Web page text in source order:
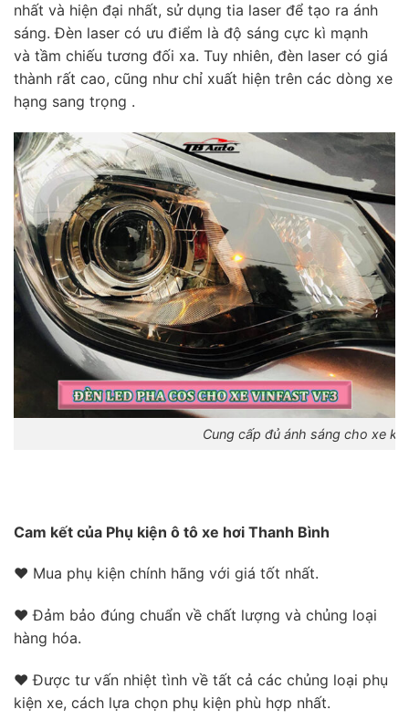
nhất và hiện đại nhất, sử dụng tia laser để tạo ra ánh
sáng. Đèn laser có ưu điểm là độ sáng cực kì mạnh
và tầm chiếu tương đối xa. Tuy nhiên, đèn laser có giá
thành rất cao, cũng như chỉ xuất hiện trên các dòng xe
hạng sang trọng .
Cung cấp đủ ánh sáng cho xe
Cam kết của Phụ kiện ô tô xe hơi Thanh Bình
❤ Mua phụ kiện chính hãng với giá tốt nhất.
❤ Đảm bảo đúng chuẩn về chất lượng và chủng loại
hàng hóa.
❤ Được tư vấn nhiệt tình về tất cả các chủng loại phụ
kiện xe, cách lựa chọn phụ kiện phù hợp nhất.